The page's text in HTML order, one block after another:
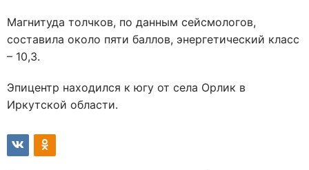
Магнитуда толчков, по данным сейсмологов,
составила около пяти баллов, энергетический класс
– 10,3.
Эпицентр находился к югу от села Орлик в
Иркутской области.